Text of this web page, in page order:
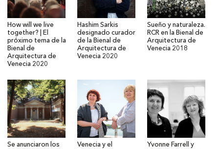
How will we live
together? | El
próximo tema de la
Bienal de
Arquitectura de
Venecia 2020
Hashim Sarkis
designado curador
de la Bienal de
Arquitectura de
Venecia 2020
Sueño y naturaleza.
RCR en la Bienal de
Arquitectura de
Venecia 2018
Se anunciaron los
Venecia y el
Yvonne Farrell y